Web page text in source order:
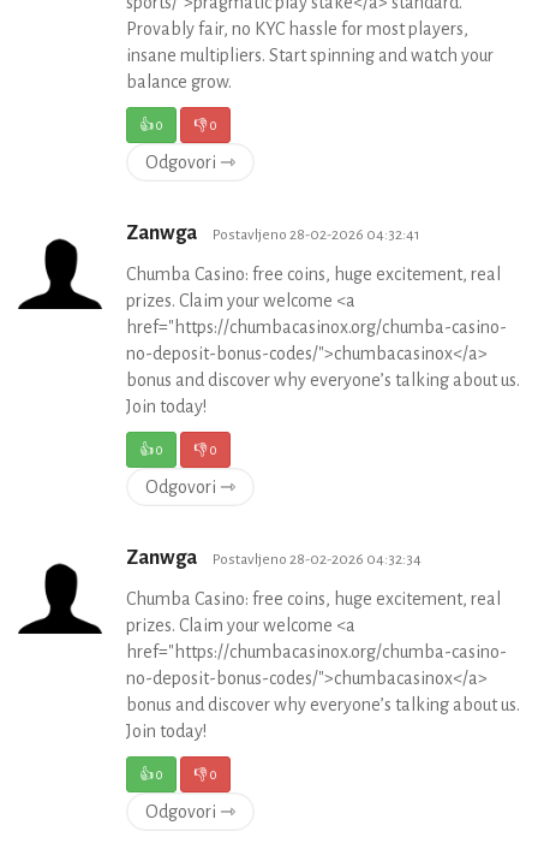
Provably fair, no KYC hassle for most players,
insane multipliers. Start spinning and watch your
balance grow.
👍0 👎0
Odgovori ⇾
Zanwga Postavljeno 28-02-2026 04:32:41
Chumba Casino: free coins, huge excitement, real
prizes. Claim your welcome <a
href="https://chumbacasinox.org/chumba-casino-
no-deposit-bonus-codes/">chumbacasinox</a>
bonus and discover why everyone’s talking about us.
Join today!
👍0 👎0
Odgovori ⇾
Zanwga Postavljeno 28-02-2026 04:32:34
Chumba Casino: free coins, huge excitement, real
prizes. Claim your welcome <a
href="https://chumbacasinox.org/chumba-casino-
no-deposit-bonus-codes/">chumbacasinox</a>
bonus and discover why everyone’s talking about us.
Join today!
👍0 👎0
Odgovori ⇾